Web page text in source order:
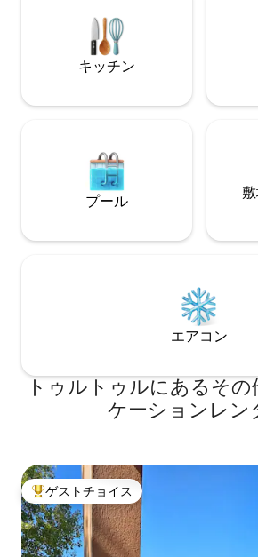
soiree musicale non autorisee
キッチン
プール
エアコン
トゥルトゥルにあるそ
ケーションレン
大好評のゲストチョイスです。
ゲストチョイス